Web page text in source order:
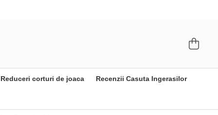
Reduceri corturi de joaca Recenzii Casuta Ingerasilor